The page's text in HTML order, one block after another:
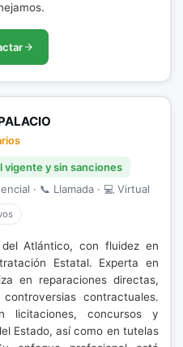
vigente y sin sanciones
· 📞 Llamada · 💻 Virtual
Atlántico, con fluidez en
Estatal. Experta en
en reparaciones directas,
contractuales.
licitaciones, concursos y
Estado, así como en tutelas